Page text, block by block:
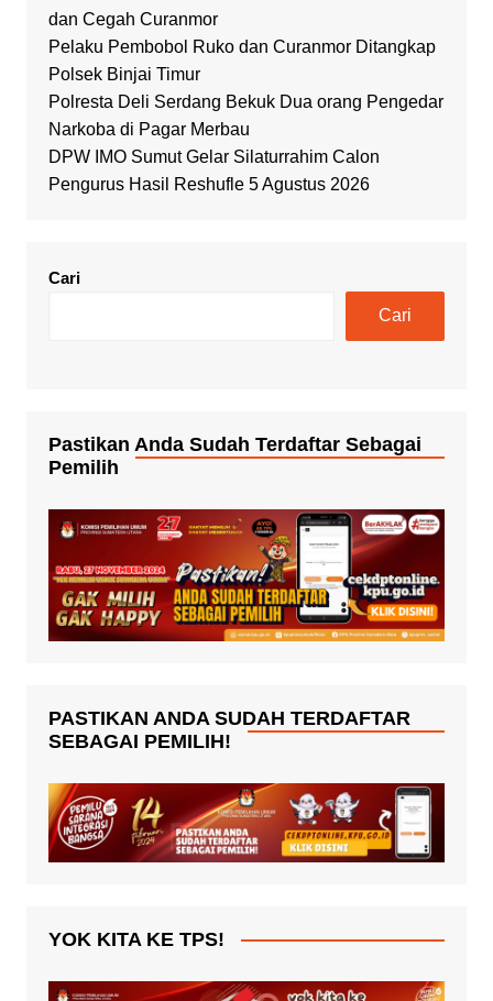
dan Cegah Curanmor
Pelaku Pembobol Ruko dan Curanmor Ditangkap
Polsek Binjai Timur
Polresta Deli Serdang Bekuk Dua orang Pengedar
Narkoba di Pagar Merbau
DPW IMO Sumut Gelar Silaturrahim Calon
Pengurus Hasil Reshufle 5 Agustus 2026
Cari
Cari
Pastikan Anda Sudah Terdaftar Sebagai
Pemilih
PASTIKAN ANDA SUDAH TERDAFTAR
SEBAGAI PEMILIH!
YOK KITA KE TPS!